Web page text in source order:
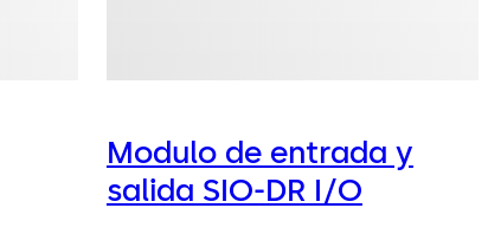
Modulo de entrada y
salida SIO-DR I/O